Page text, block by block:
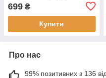
однолямковий рюкзак
(30х18х8 см)
699 ₴
Купити
Про нас
99% позитивних з 136